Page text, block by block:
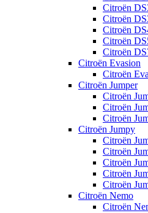
Citroën
Citroën
Citroën
Citroën
Citroën
Citroën Evasion
Citroën
Citroën Jumper
Citroën
Citroën
Citroën
Citroën Jumpy
Citroën
Citroën
Citroën
Citroën
Citroën
Citroën Nemo
Citroën